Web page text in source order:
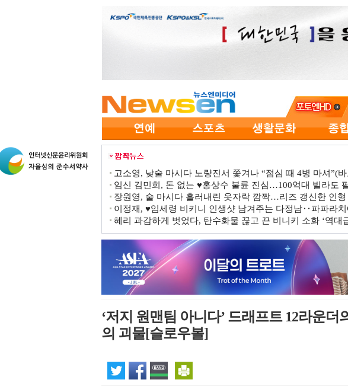
고소영, 낮술 마시다 노량진서 쫓겨나 “점심 때 4병 마셔”(
임신 김민희, 돈 없는 ♥홍상수 불륜 진심…100억대 빌라도
장원영, 술 마시다 흘러내린 옷자락 깜짝…리즈 갱신한 인형
이정재, ♥임세령 비키니 인생샷 남겨주는 다정남‥파파라치
혜리 과감하게 벗었다, 탄수화물 끊고 끈 비니키 소화 ‘역대
‘저지 원맨팀 아니다’ 드래프트 12라운
의 괴물[슬로우볼]